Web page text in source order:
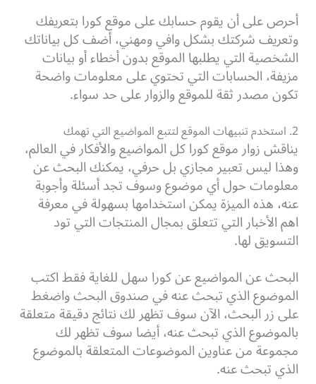
أحرص على أن يقوم حسابك على موقع كورا بتعريفك
وتعريف شركتك بشكل وافي ومهني، أضف كل بياناتك
الشخصية التي يطلبها الموقع بدون أخطاء أو بيانات
مزيفة، الحسابات التي تحتوي على معلومات واضحة
تكون مصدر ثقة للموقع والزوار على حد سواء.
2. استخدم تنبيهات الموقع لتتبع المواضيع التي تهمك
يناقش زوار موقع كورا كل المواضيع والأفكار في العالم،
وهذا ليس تعبير مجازي بل حرفي، يمكنك البحث عن
معلومات حول أي موضوع وسوف تجد أسئلة وأجوبة
عنه، هذه الميزة يمكن استخدامها بسهولة في معرفة
اهم الأخبار التي تتعلق بمجال المنتجات التي تود
التسويق لها.
البحث عن المواضيع عن كورا سهل للغاية فقط اكتب
الموضوع الذي تبحث عنه في صندوق البحث واضغط
على زر البحث، الآن سوف تظهر لك نتائج دقيقة متعلقة
بالموضوع الذي تبحث عنه، أيضا سوف تظهر لك
مجموعة من عناوين الموضوعات المتعلقة بالموضوع
الذي تبحث عنه.